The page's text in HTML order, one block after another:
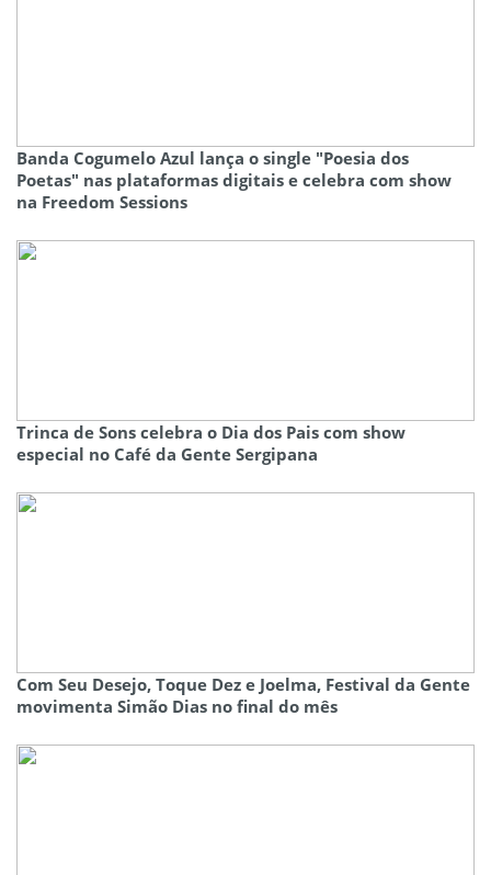
Banda Cogumelo Azul lança o single "Poesia dos
Poetas" nas plataformas digitais e celebra com show
na Freedom Sessions
Trinca de Sons celebra o Dia dos Pais com show
especial no Café da Gente Sergipana
Com Seu Desejo, Toque Dez e Joelma, Festival da Gente
movimenta Simão Dias no final do mês